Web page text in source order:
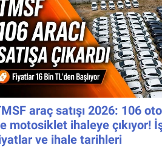
araç satışı 2026: 106
motosiklet ihaleye çıkıyor!
ve ihale tarihleri